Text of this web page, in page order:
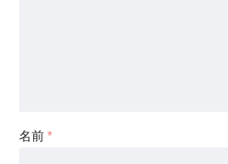
名前 *